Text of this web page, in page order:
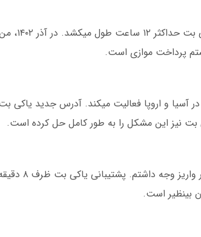
پرداخت موازی است.
بت نیز این مشکل را به طور کامل حل کرده است.
در یک
بینظیر است.